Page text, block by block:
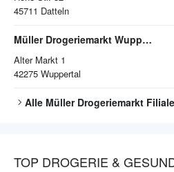
45711 Datteln
Müller Drogeriemarkt Wuppertal
Alter Markt 1
42275 Wuppertal
Alle Müller Drogeriemarkt
TOP DROGERIE &